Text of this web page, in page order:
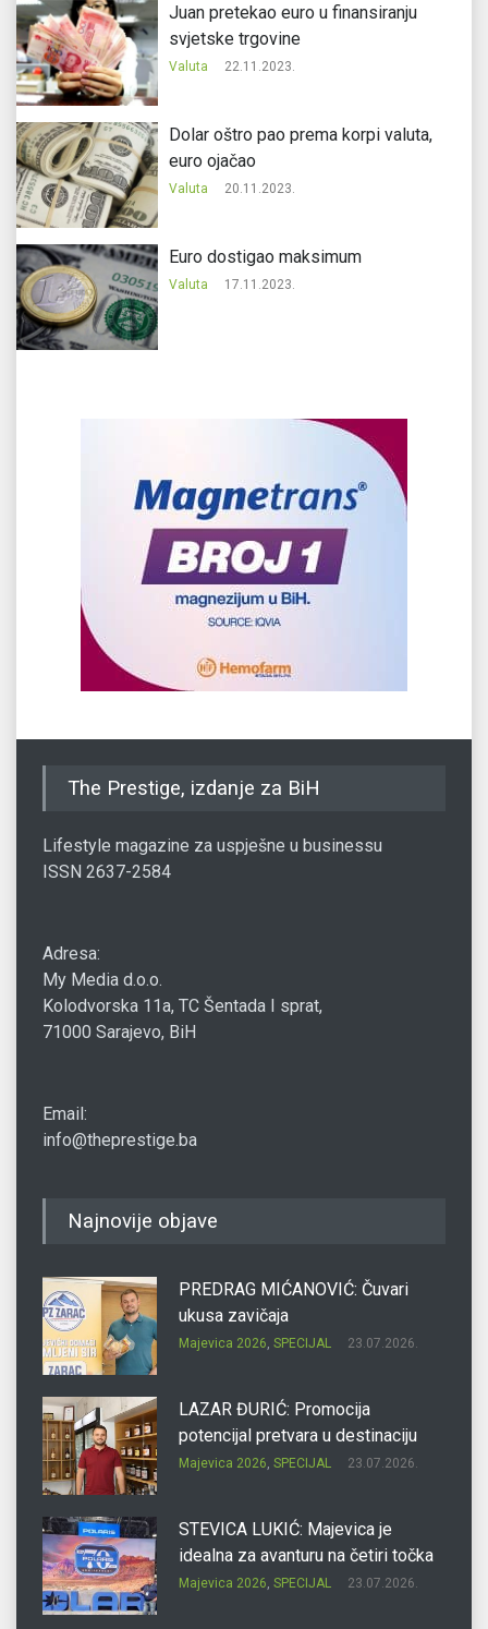
Juan pretekao euro u finansiranju
svjetske trgovine
Valuta 22.11.2023.
Dolar oštro pao prema korpi valuta,
euro ojačao
Valuta 20.11.2023.
Еuro dostigao maksimum
Valuta 17.11.2023.
The Prestige, izdanje za BiH
Lifestyle magazine za uspješne u businessu
ISSN 2637-2584
Adresa:
My Media d.o.o.
Kolodvorska 11a, TC Šentada I sprat,
71000 Sarajevo, BiH
Email:
info@theprestige.ba
Najnovije objave
PREDRAG MIĆANOVIĆ: Čuvari
ukusa zavičaja
Majevica 2026, SPECIJAL 23.07.2026.
LAZAR ĐURIĆ: Promocija
potencijal pretvara u destinaciju
Majevica 2026, SPECIJAL 23.07.2026.
STEVICA LUKIĆ: Majevica je
idealna za avanturu na četiri točka
Majevica 2026, SPECIJAL 23.07.2026.